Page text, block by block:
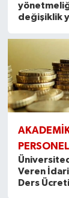
değişiklik
PERSONEL
Veren
Ders Ücreti